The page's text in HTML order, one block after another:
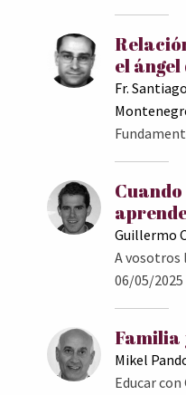
el
Fr.
Guillermo
A vosotros
06/05/2025
Familia
Mikel
Educar